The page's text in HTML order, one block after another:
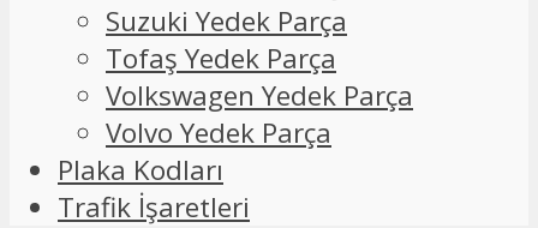
Suzuki Yedek Parça
Tofaş Yedek Parça
Volkswagen Yedek Parça
Volvo Yedek Parça
Plaka Kodları
Trafik İşaretleri